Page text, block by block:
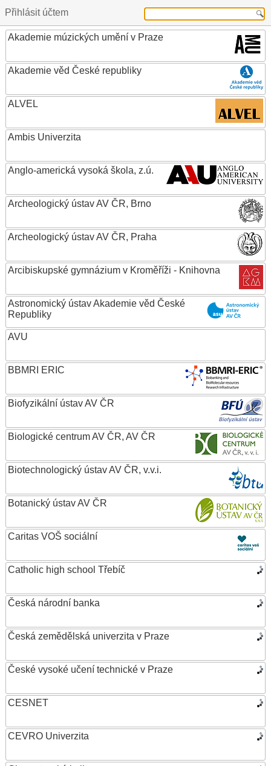
Přihlásit účtem
Akademie múzických umění v Praze
Akademie věd České republiky
ALVEL
Ambis Univerzita
Anglo-americká vysoká škola, z.ú.
Archeologický ústav AV ČR, Brno
Archeologický ústav AV ČR, Praha
Arcibiskupské gymnázium v Kroměříži - Knihovna
Astronomický ústav Akademie věd České
Republiky
AVU
BBMRI ERIC
Biofyzikální ústav AV ČR
Biologické centrum AV ČR, AV ČR
Biotechnologický ústav AV ČR, v.v.i.
Botanický ústav AV ČR
Caritas VOŠ sociální
Catholic high school Třebíč
Česká národní banka
Česká zemědělská univerzita v Praze
České vysoké učení technické v Praze
CESNET
CEVRO Univerzita